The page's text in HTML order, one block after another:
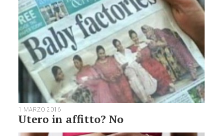
1 MARZO 2016
Utero in affitto? No